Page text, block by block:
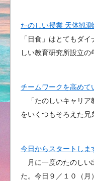
たのしい授業 天体観
「日食」はとてもダ
しい教育研究所設立の
チームワークを高めて
「たのしいキャリア
をいくつもそろえた兄
今日からスタートしま
月に一度のたのしい
た。今日９／１０（月